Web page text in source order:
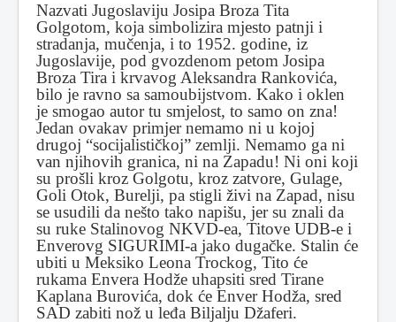
Nazvati Jugoslaviju Josipa Broza Tita
Golgotom, koja simbolizira mjesto patnji i
stradanja, mučenja, i to 1952. godine, iz
Jugoslavije, pod gvozdenom petom Josipa
Broza Tira i krvavog Aleksandra Rankovića,
bilo je ravno sa samoubijstvom. Kako i oklen
je smogao autor tu smjelost, to samo on zna!
Jedan ovakav primjer nemamo ni u kojoj
drugoj “socijalističkoj” zemlji. Nemamo ga ni
van njihovih granica, ni na Zapadu! Ni oni koji
su prošli kroz Golgotu, kroz zatvore, Gulage,
Goli Otok, Burelji, pa stigli živi na Zapad, nisu
se usudili da nešto tako napišu, jer su znali da
su ruke Stalinovog NKVD-ea, Titove UDB-e i
Enverovg SIGURIMI-a jako dugačke. Stalin će
ubiti u Meksiko Leona Trockog, Tito će
rukama Envera Hodže uhapsiti sred Tirane
Kaplana Burovića, dok će Enver Hodža, sred
SAD zabiti nož u leđa Biljalju Džaferi.